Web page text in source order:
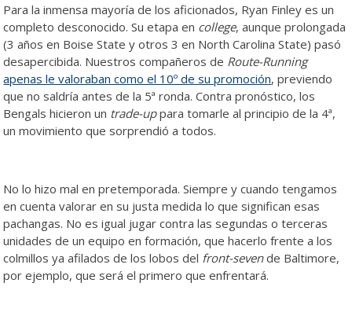
Para la inmensa mayoría de los aficionados, Ryan Finley es un
completo desconocido. Su etapa en college, aunque prolongada
(3 años en Boise State y otros 3 en North Carolina State) pasó
desapercibida. Nuestros compañeros de Route-Running
apenas le valoraban como el 10º de su promoción, previendo
que no saldría antes de la 5ª ronda. Contra pronóstico, los
Bengals hicieron un trade-uppara tomarle al principio de la 4ª,
un movimiento que sorprendió a todos.
No lo hizo mal en pretemporada. Siempre y cuando tengamos
en cuenta valorar en su justa medida lo que significan esas
pachangas. No es igual jugar contra las segundas o terceras
unidades de un equipo en formación, que hacerlo frente a los
colmillos ya afilados de los lobos del front-sevende Baltimore,
por ejemplo, que será el primero que enfrentará.